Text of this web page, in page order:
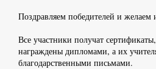
Поздравляем победителей и
Все участники получат
награждены дипломами, а их
благодарственными письмами.